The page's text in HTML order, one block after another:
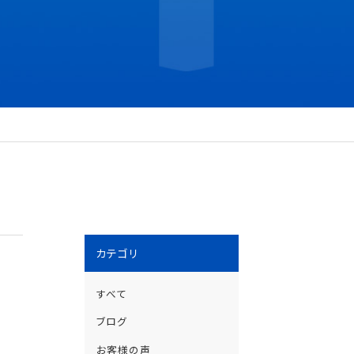
カテゴリ
すべて
ブログ
お客様の声